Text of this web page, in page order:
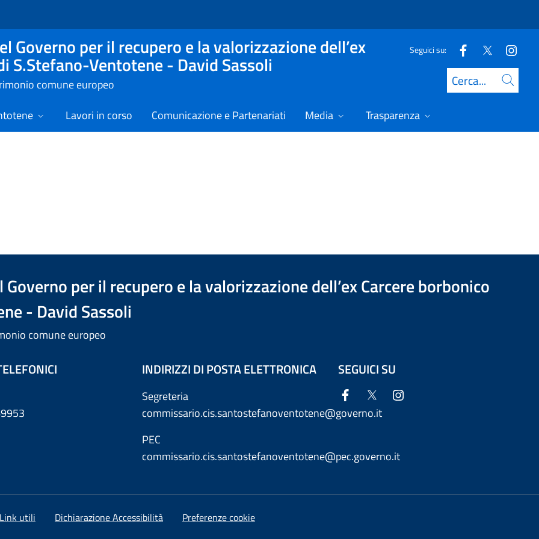
Governo per il recupero e la valorizzazione dell’ex
S.Stefano-Ventotene - David Sassoli
comune europeo
Seguici su:
Cerca
Lavori in corso Comunicazione e Partenariati Media Trasparenza
per il recupero e la valorizzazione dell’ex Carcere borbonico
- David Sassoli
comune europeo
INDIRIZZI DI POSTA ELETTRONICA
Segreteria
commissario.cis.santostefanoventotene@governo.it
PEC
commissario.cis.santostefanoventotene@pec.governo.it
SEGUICI SU
Link utili Dichiarazione Accessibilità Preferenze cookie